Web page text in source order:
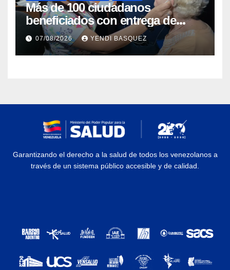
Más de 100 ciudadanos
beneficiados con entrega de
prótesis auditivas en el Centro de
Rehabilitación J.J. Arvelo
07/08/2026 YENDI BASQUEZ
Garantizando el derecho a la salud de todos los venezolanos a
través de un sistema público accesible y de calidad.